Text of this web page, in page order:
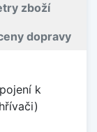
zboží
dopravy
k